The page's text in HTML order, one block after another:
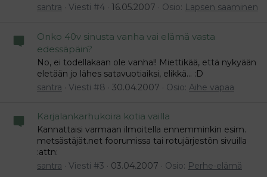
santra
Viesti #4 16.05.2007 Osio: Lapsen saaminen
Onko 40v sinusta vanha vai elämä vasta
edessäpäin?
No, ei todellakaan ole vanha!! Miettikää, että nykyään
eletään jo lähes satavuotiaiksi, elikkä... :D
santra
Viesti #8 30.04.2007 Osio: Aihe vapaa
Karjalankarhukoira kotia vailla
Kannattaisi varmaan ilmoitella ennemminkin esim.
metsästäjät.net foorumissa tai rotujärjestön sivuilla
:attn:
santra
Viesti #3 03.04.2007 Osio: Perhe-elämä